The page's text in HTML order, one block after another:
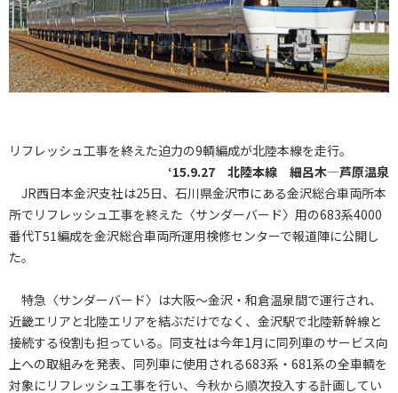
リフレッシュ工事を終えた迫力の9輌編成が北陸本線を走行。
‘15.9.27 北陸本線 細呂木―芦原温泉
JR西日本金沢支社は25日、石川県金沢市にある金沢総合車両所本
所でリフレッシュ工事を終えた〈サンダーバード〉用の683系4000
番代T51編成を金沢総合車両所運用検修センターで報道陣に公開し
た。
特急〈サンダーバード〉は大阪～金沢・和倉温泉間で運行され、
近畿エリアと北陸エリアを結ぶだけでなく、金沢駅で北陸新幹線と
接続する役割も担っている。同支社は今年1月に同列車のサービス向
上への取組みを発表、同列車に使用される683系・681系の全車輌を
対象にリフレッシュ工事を行い、今秋から順次投入する計画してい